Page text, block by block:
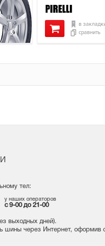
в
сравнить
тел:
у наших операторов
с 9-00 до 21-00
выходных дней).
шины через Интернет, оформив